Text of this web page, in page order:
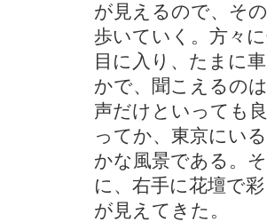
が見えるので、そ
歩いていく。方々
目に入り、たまに
かで、聞こえるの
声だけといっても
ってか、東京にい
かな風景である。
に、右手に花壇で
が見えてきた。